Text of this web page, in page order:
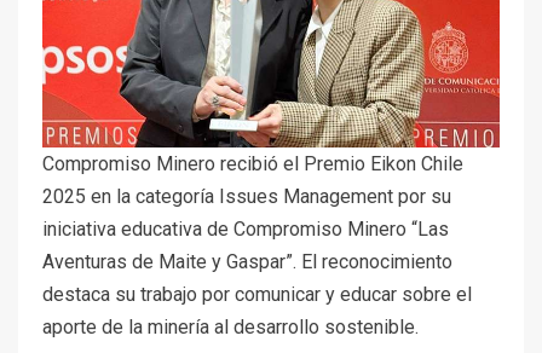
Compromiso Minero recibió el Premio Eikon Chile
2025 en la categoría Issues Management por su
iniciativa educativa de Compromiso Minero “Las
Aventuras de Maite y Gaspar”. El reconocimiento
destaca su trabajo por comunicar y educar sobre el
aporte de la minería al desarrollo sostenible.